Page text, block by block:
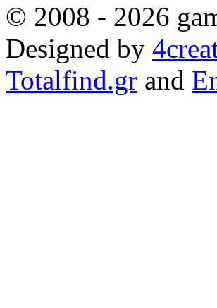
© 2008 - 2026
Designed by
Totalfind.gr and